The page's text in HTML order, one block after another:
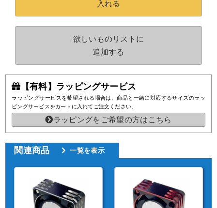
【有料】ラッピングサービス
ラッピングサービスを希望される場合は、商品と一緒に対応するサイズのラッ
ピングサービスをカートに入れてご注文ください。
ラッピングをご希望の方はこちら
入れる
欲しいものリストに
追加する
関連商品 一覧を表示